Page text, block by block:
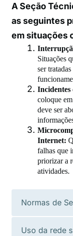
A Seção
as seguintes
em situações
Situações
ser
Incidentes
coloque
deve ser
Internet:
falhas que
priorizar a
atividades.
Normas de
Uso da rede